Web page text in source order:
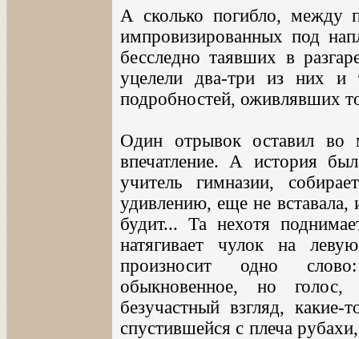
А сколько погибло, между
импровизированных под
бесследно таявших в
уцелели два-три из них
подробностей, оживлявших
Один отрывок оставил во
впечатление. А история
учитель гимназии,
удивлению, еще не
будит... Та нехотя
натягивает чулок на
произносит одно
обыкновенное, но
безучастный взгляд,
спустившейся с плеча